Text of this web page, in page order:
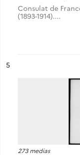
Consulat de
(1893-1914)....
n°
5
273 medias